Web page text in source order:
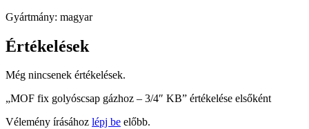
Gyártmány: magyar
Értékelések
Még nincsenek értékelések.
„MOF fix golyóscsap gázhoz – 3/4″ KB” értékelése elsőként
Vélemény írásához lépj be előbb.